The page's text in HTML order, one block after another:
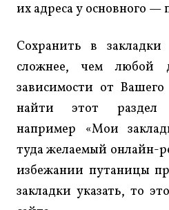
их адреса у основного —
Сохранить в закладки
сложнее, чем любой
зависимости от
найти этот раздел
например «Мои
туда желаемый онлайн-
избежании путаницы
закладки указать, то